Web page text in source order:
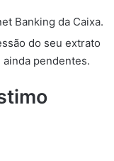
Banking da Caixa.
do seu extrato
pendentes.